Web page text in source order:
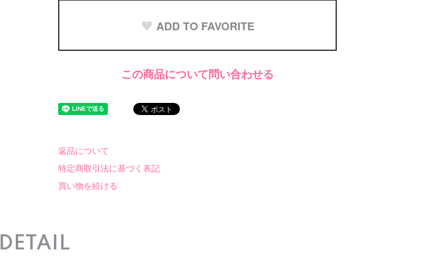
ADD TO FAVORITE
この商品について問い合わせる
返品について
特定商取引法に基づく表記
買い物を続ける
DETAIL